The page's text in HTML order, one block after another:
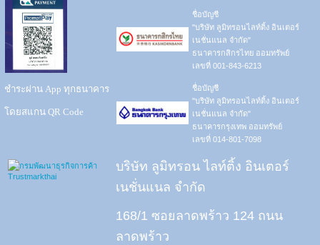
ชำระผ่าน App ทุกธนาคาร
โดยสแกน QR Code
ชื่อบัญชี
"บริษัท ลูมิทรอนไลท์ติ้ง อินเตอร์
เนชั่นแนล จำกัด"
ธนาคารกสิกรไทย ออมทรัพย์
เลขที่ 001-843-6213
ชื่อบัญชี
"บริษัท ลูมิทรอนไลท์ติ้ง อินเตอร์
เนชั่นแนล จำกัด"
ธนาคารกรุงเทพ ออมทรัพย์
เลขที่ 014-801-7098
บริษัท ลูมิทรอน ไลท์ติ้ง อินเตอร์
เนชั่นแนล จำกัด
168/1 ซอยลาดพร้าว 124 ถนน
ลาดพร้าว